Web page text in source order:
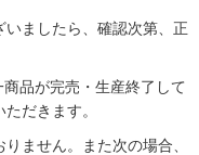
ましたら、確認次第、正
品が完売・生産終了して
だきます。
ません。また次の場合、